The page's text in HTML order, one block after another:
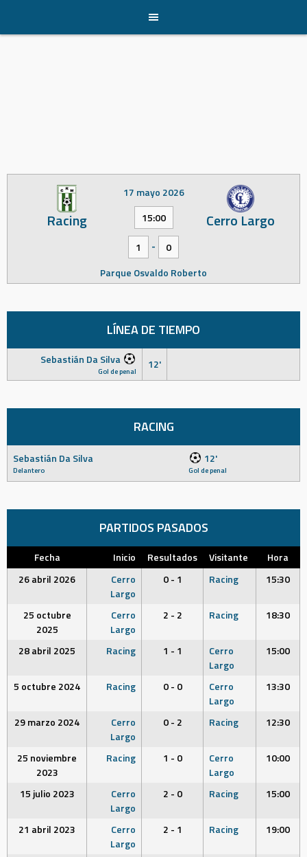
content
Racing Cerro Largo
17 mayo 2026
15:00
1 -
0
Parque Osvaldo Roberto
LÍNEA DE TIEMPO
Sebastián Da Silva
Gol de penal 12'
RACING
Sebastián Da Silva
Delantero
12'
Gol de penal
PARTIDOS PASADOS
Fecha Inicio Resultados Visitante
Hora
26 abril 2026
Cerro
Largo
0 - 1 Racing 15:30
25 octubre
2025
Cerro
Largo
2 - 2 Racing 18:30
28 abril 2025 Racing 1 - 1
Cerro
Largo
15:00
5 octubre 2024 Racing 0 - 0
Cerro
Largo
13:30
29 marzo 2024
Cerro
Largo
0 - 2 Racing 12:30
25 noviembre
2023
Racing 1 - 0
Cerro
Largo
10:00
15 julio 2023
Cerro
Largo
2 - 0 Racing 15:00
21 abril 2023
Cerro
Largo
2 - 1 Racing 19:00